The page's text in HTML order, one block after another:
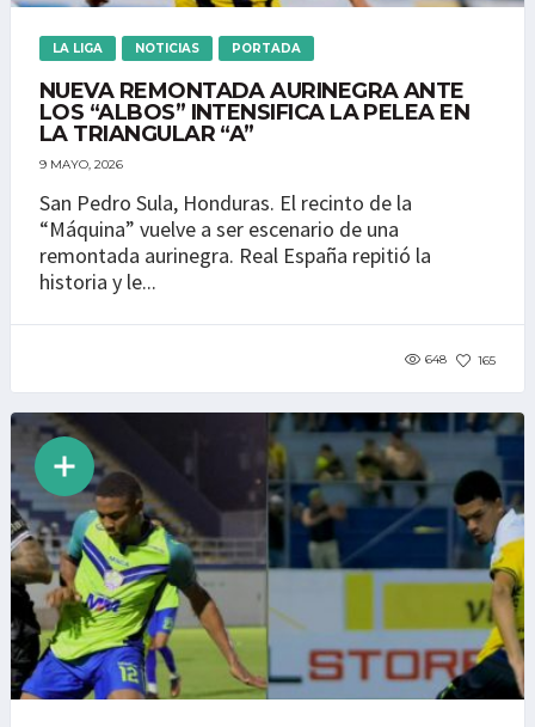
LA LIGA NOTICIAS PORTADA
NUEVA REMONTADA AURINEGRA ANTE
LOS “ALBOS” INTENSIFICA LA PELEA EN
LA TRIANGULAR “A”
9 MAYO, 2026
San Pedro Sula, Honduras. El recinto de la
“Máquina” vuelve a ser escenario de una
remontada aurinegra. Real España repitió la
historia y le...
648 165